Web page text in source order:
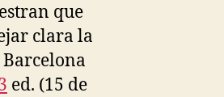
que
clara la
ed. (15 de